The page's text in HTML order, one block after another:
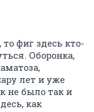
фиг здесь кто-
Оборонка,
лет и уже
не было так и
как